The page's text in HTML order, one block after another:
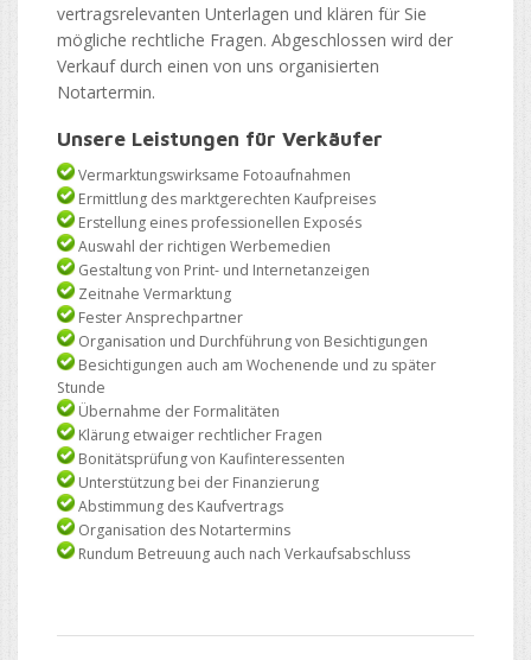
vertragsrelevanten Unterlagen und klären für Sie
mögliche rechtliche Fragen. Abgeschlossen wird der
Verkauf durch einen von uns organisierten
Notartermin.
Unsere Leistungen für Verkäufer
Vermarktungswirksame Fotoaufnahmen
Ermittlung des marktgerechten Kaufpreises
Erstellung eines professionellen Exposés
Auswahl der richtigen Werbemedien
Gestaltung von Print- und Internetanzeigen
Zeitnahe Vermarktung
Fester Ansprechpartner
Organisation und Durchführung von Besichtigungen
Besichtigungen auch am Wochenende und zu später
Stunde
Übernahme der Formalitäten
Klärung etwaiger rechtlicher Fragen
Bonitätsprüfung von Kaufinteressenten
Unterstützung bei der Finanzierung
Abstimmung des Kaufvertrags
Organisation des Notartermins
Rundum Betreuung auch nach Verkaufsabschluss